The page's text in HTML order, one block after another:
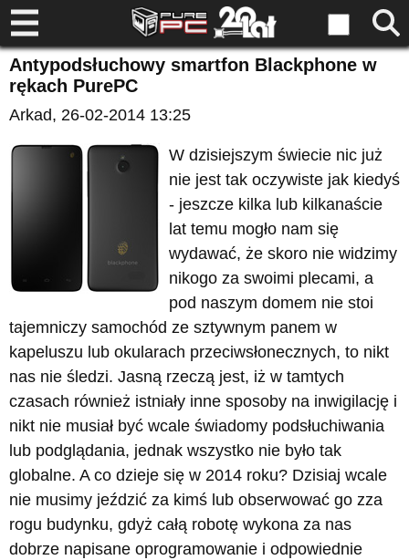
Antypodsłuchowy smartfon Blackphone w
rękach PurePC
Arkad, 26-02-2014 13:25
W dzisiejszym świecie nic już
nie jest tak oczywiste jak kiedyś
- jeszcze kilka lub kilkanaście
lat temu mogło nam się
wydawać, że skoro nie widzimy
nikogo za swoimi plecami, a
pod naszym domem nie stoi
tajemniczy samochód ze sztywnym panem w
kapeluszu lub okularach przeciwsłonecznych, to nikt
nas nie śledzi. Jasną rzeczą jest, iż w tamtych
czasach również istniały inne sposoby na inwigilację i
nikt nie musiał być wcale świadomy podsłuchiwania
lub podglądania, jednak wszystko nie było tak
globalne. A co dzieje się w 2014 roku? Dzisiaj wcale
nie musimy jeździć za kimś lub obserwować go zza
rogu budynku, gdyż całą robotę wykona za nas
dobrze napisane oprogramowanie i odpowiednie